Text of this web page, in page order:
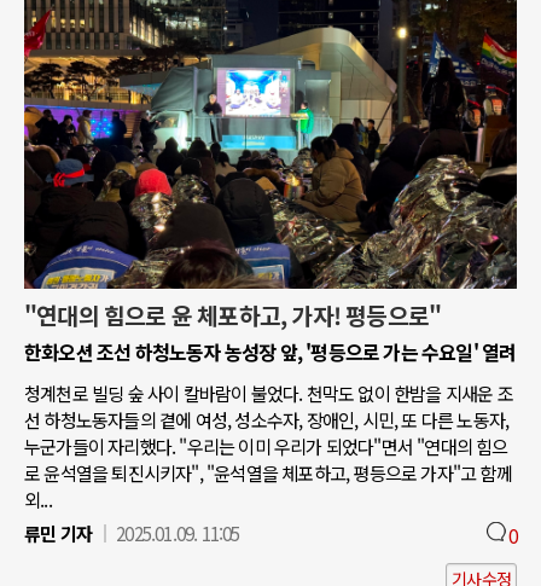
"연대의 힘으로 윤 체포하고, 가자! 평등으로"
한화오션 조선 하청노동자 농성장 앞, '평등으로 가는 수요일' 열려
청계천로 빌딩 숲 사이 칼바람이 불었다. 천막도 없이 한밤을 지새운 조
선 하청노동자들의 곁에 여성, 성소수자, 장애인, 시민, 또 다른 노동자,
누군가들이 자리했다. "우리는 이미 우리가 되었다"면서 "연대의 힘으
로 윤석열을 퇴진시키자", "윤석열을 체포하고, 평등으로 가자"고 함께
외...
류민 기자
2025.01.09. 11:05 0
기사수정